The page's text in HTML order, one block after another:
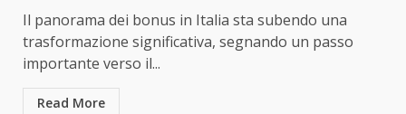
Il panorama dei bonus in Italia sta subendo una
trasformazione significativa, segnando un passo
importante verso il...
Read More